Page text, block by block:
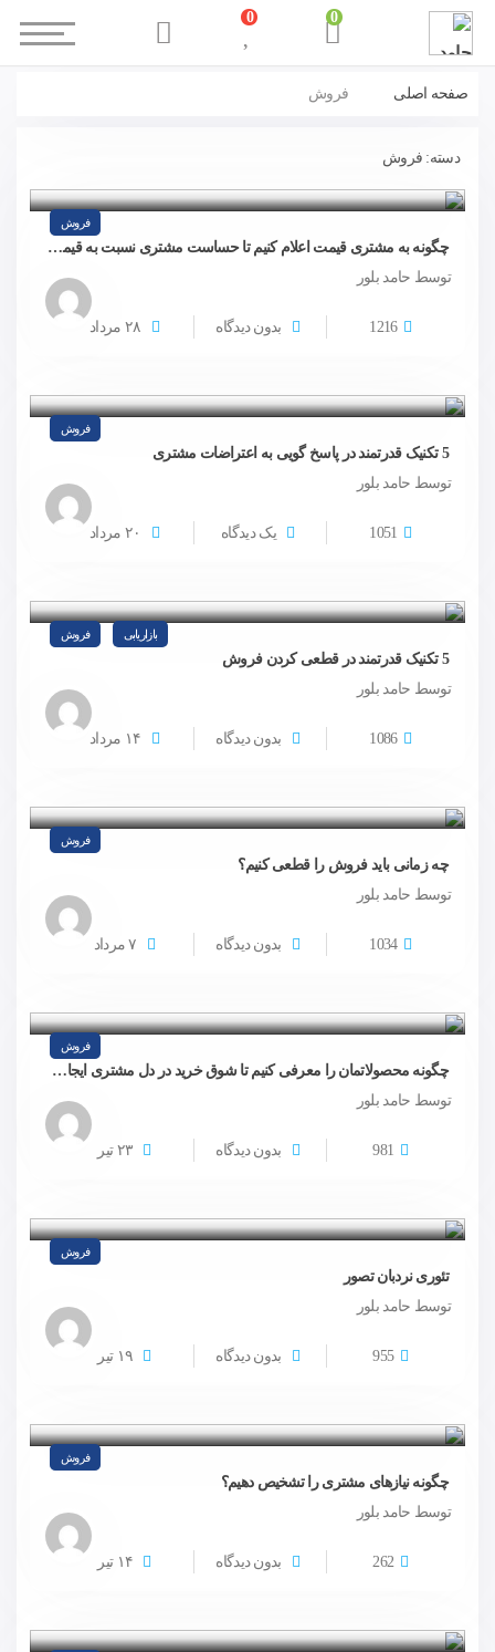
صفحه اصلی فروش
دسته: فروش
فروش
چگونه به مشتری قیمت اعلام کنیم تا حساست مشتری نسبت به قیمت کم شود؟
توسط حامد بلور
1216 بدون دیدگاه ۲۸ مرداد
فروش
5 تکنیک قدرتمند در پاسخ گویی به اعتراضات مشتری
توسط حامد بلور
1051 یک دیدگاه ۲۰ مرداد
بازاریابی فروش
5 تکنیک قدرتمند در قطعی کردن فروش
توسط حامد بلور
1086 بدون دیدگاه ۱۴ مرداد
فروش
چه زمانی باید فروش را قطعی کنیم؟
توسط حامد بلور
1034 بدون دیدگاه ۷مرداد
فروش
چگونه محصولاتمان را معرفی کنیم تا شوق خرید در دل مشتری ایجاد شود؟
توسط حامد بلور
981 بدون دیدگاه ۲۳ تیر
فروش
تئوری نردبان تصور
توسط حامد بلور
955 بدون دیدگاه ۱۹ تیر
فروش
چگونه نیازهای مشتری را تشخیص دهیم؟
توسط حامد بلور
262 بدون دیدگاه ۱۴ تیر
0
0